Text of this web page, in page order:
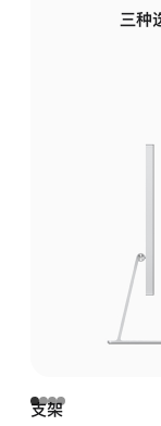
三种
支架